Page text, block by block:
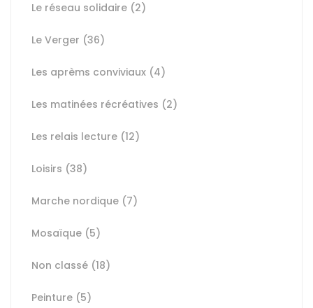
Le réseau solidaire (2)
Le Verger (36)
Les aprèms conviviaux (4)
Les matinées récréatives (2)
Les relais lecture (12)
Loisirs (38)
Marche nordique (7)
Mosaïque (5)
Non classé (18)
Peinture (5)